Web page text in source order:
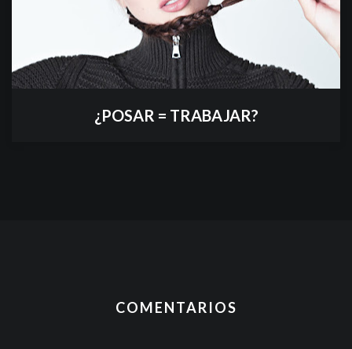
¿POSAR = TRABAJAR?
COMENTARIOS